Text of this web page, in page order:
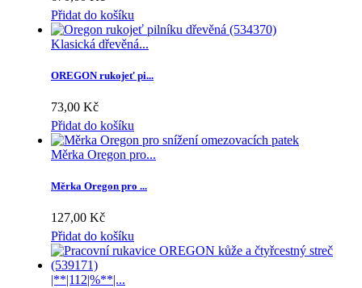
Přidat do košíku
Klasická dřevěná...
OREGON rukojeť pi...
73,00 Kč
Přidat do košíku
Měrka Oregon pro...
Měrka Oregon pro ...
127,00 Kč
Přidat do košíku
|**|112|%**|...